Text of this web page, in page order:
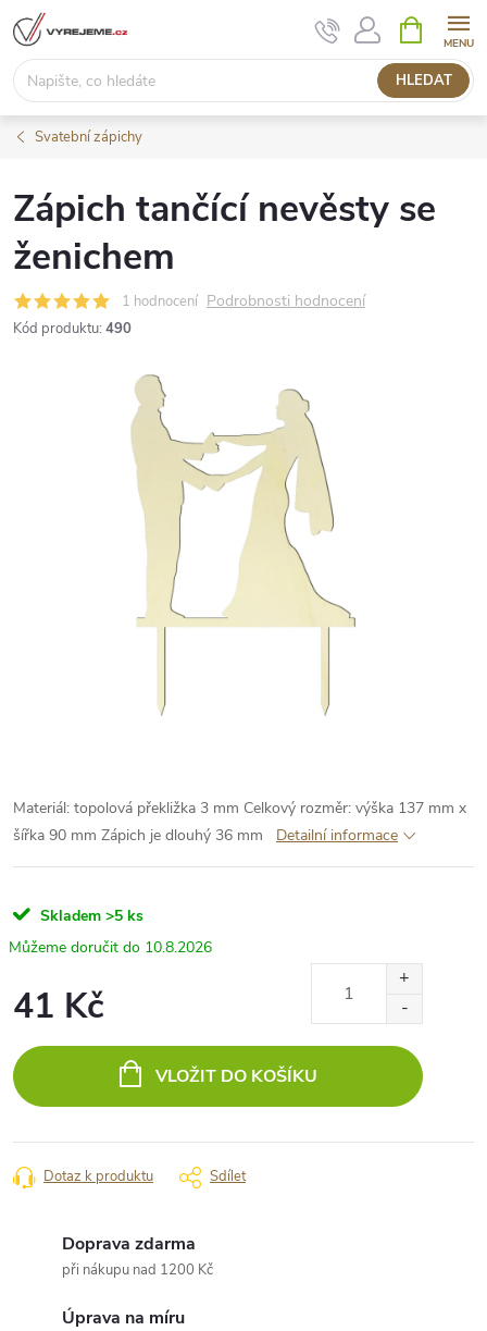
Přejít
na
obsah
HLEDAT
NÁKUPNÍ
KOŠÍK
Svatební zápichy
Zápich tančící nevěsty se
ženichem
1 hodnocení Podrobnosti hodnocení
Kód produktu: 490
Materiál: topolová překližka 3 mm Celkový rozměr: výška 137 mm x
šířka 90 mm Zápich je dlouhý 36 mm Detailní informace
Skladem >5 ks
10.8.2026
41 Kč
cena:
VLOŽIT DO KOŠÍKU
Dotaz k produktu Sdílet
Doprava zdarma
při nákupu nad 1200 Kč
Úprava na míru